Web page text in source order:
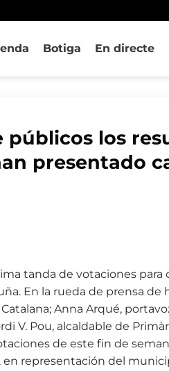
Botiga En directe
públicos los
presentado
tanda de votaciones para
En la rueda de prensa de
Anna Arqué,
V. Pou, alcaldable de
de este fin de
en representación del